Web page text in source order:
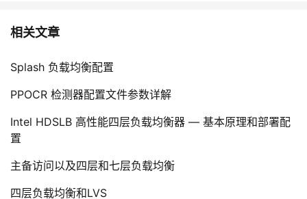
相关文章
Splash 负载均衡配置
PPOCR 检测器配置文件参数详解
Intel HDSLB 高性能四层负载均衡器 — 基本原理和部署配
置
主备访问以及四层和七层负载均衡
四层负载均衡和LVS